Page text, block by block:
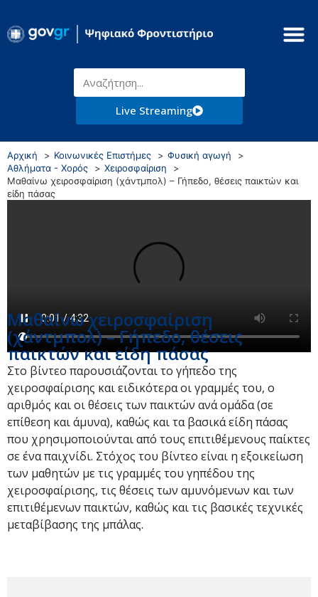
Live Streaming
Αρχική Κοινωνικές Επιστήμες
Φυσική αγωγή
Αθλήματα - Χορός
Χειροσφαίριση
Μαθαίνω χειροσφαίριση (χάντμπολ) – Γήπεδο, θέσεις παικτών και
είδη πάσας
Μαθαίνω χειροσφαίριση
(χάντμπολ) – Γήπεδο, θέσεις
παικτών και είδη πάσας
Στο βίντεο παρουσιάζονται το γήπεδο της
χειροσφαίρισης και ειδικότερα οι γραμμές του, ο
αριθμός και οι θέσεις των παικτών ανά ομάδα (σε
επίθεση και άμυνα), καθώς και τα βασικά είδη πάσας
που χρησιμοποιούνται από τους επιτιθέμενους παίκτες
σε ένα παιχνίδι. Στόχος του βίντεο είναι η εξοικείωση
των μαθητών με τις γραμμές του γηπέδου της
χειροσφαίρισης, τις θέσεις των αμυνόμενων και των
επιτιθέμενων παικτών, καθώς και τις βασικές τεχνικές
μεταβίβασης της μπάλας.